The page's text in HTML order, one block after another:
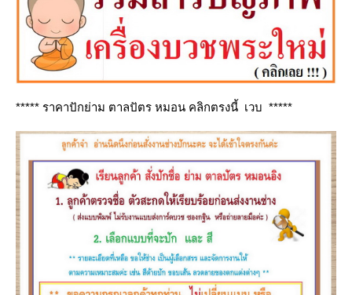
***** ราคาปักย่าม ตาลปัตร หมอน คลิกตรงนี้ เวบ *****